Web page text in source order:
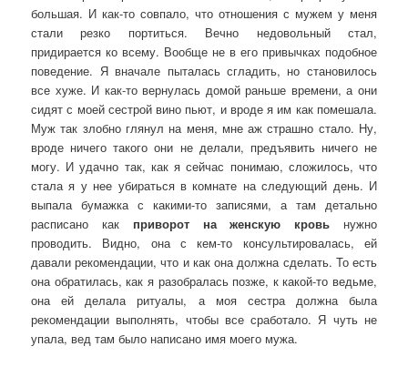
большая. И как-то совпало, что отношения с мужем у меня
стали резко портиться. Вечно недовольный стал,
придирается ко всему. Вообще не в его привычках подобное
поведение. Я вначале пыталась сгладить, но становилось
все хуже. И как-то вернулась домой раньше времени, а они
сидят с моей сестрой вино пьют, и вроде я им как помешала.
Муж так злобно глянул на меня, мне аж страшно стало. Ну,
вроде ничего такого они не делали, предъявить ничего не
могу. И удачно так, как я сейчас понимаю, сложилось, что
стала я у нее убираться в комнате на следующий день. И
выпала бумажка с какими-то записями, а там детально
расписано как приворот на женскую кровь нужно
проводить. Видно, она с кем-то консультировалась, ей
давали рекомендации, что и как она должна сделать. То есть
она обратилась, как я разобралась позже, к какой-то ведьме,
она ей делала ритуалы, а моя сестра должна была
рекомендации выполнять, чтобы все сработало. Я чуть не
упала, вед там было написано имя моего мужа.